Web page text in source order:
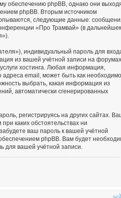
обеспечению phpBB, однако они
phpBB. Вторым источником
следующие данные:
«Про Трамвай» (в
индивидуальный пароль для
из вашей учётной записи на форумах
хостинга. Любая информация,
email, может быть как
выбрать, какая информация из
автоматически сгенерированных
регистрируясь на других сайтах.
каких обстоятельствах ни
ваш пароль к вашей учётной
phpBB. Вам будет
для вашей учётной записи.